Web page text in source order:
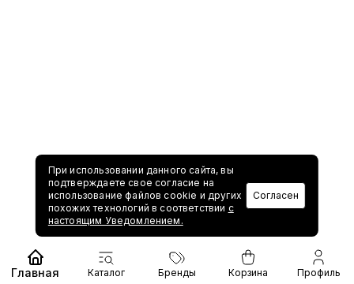
При использовании данного сайта, вы
подтверждаете свое согласие на
использование файлов cookie и других
похожих технологий в соответствии с
настоящим Уведомлением.
Согласен
Главная Каталог Бренды Корзина Профиль